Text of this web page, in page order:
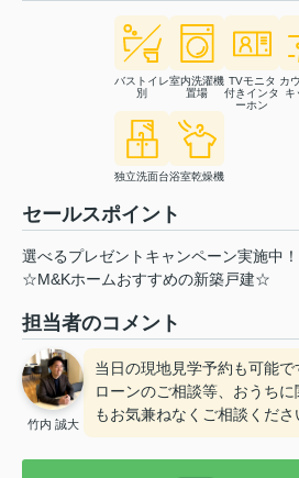
バストイレ
別
室内洗濯機
置場
TVモニタ
付きインタ
ーホン
カ
キ
独立洗面台浴室乾燥機
セールスポイント
選べるプレゼントキャンペーン実施中！
☆M&Kホームおすすめの新築戸建☆
担当者のコメント
竹内 誠大
当日の現地見学予約も可能
ローンのご相談等、おうち
もお気兼ねなくご相談くださ